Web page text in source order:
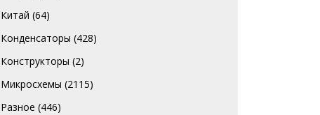
Китай (64)
Конденсаторы (428)
Конструкторы (2)
Микросхемы (2115)
Разное (446)